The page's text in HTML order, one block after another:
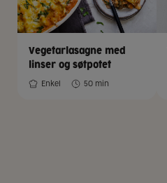
Vegetarlasagne med
linser og søtpotet
Enkel 50 min